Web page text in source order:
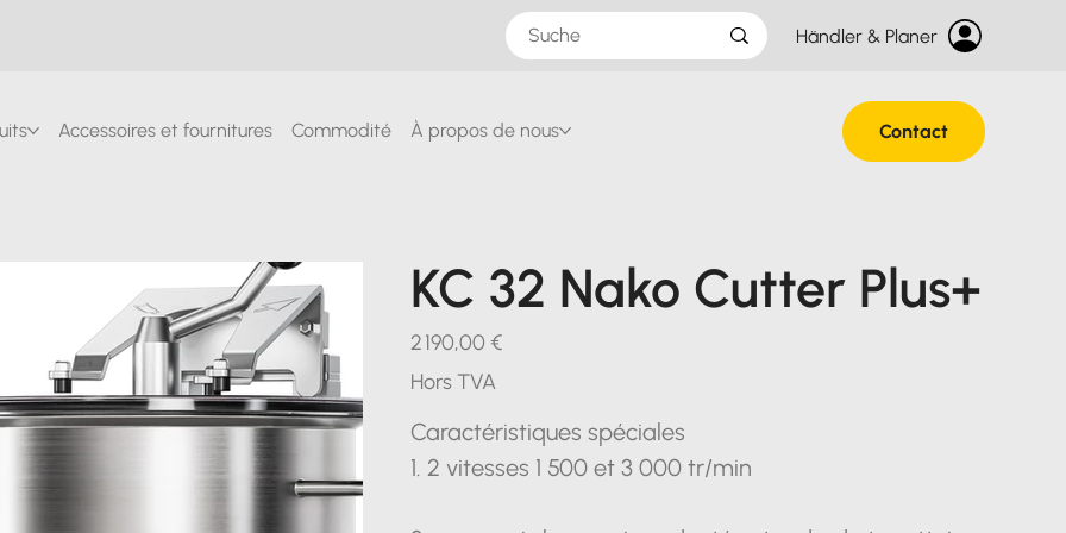
Händler & Planer
Contact
Accessoires et fournitures Commodité À propos de nous
KC 32 Nako Cutter Plus+
Prix
2 190,00 €
Hors TVA
Caractéristiques spéciales
1. 2 vitesses 1 500 et 3 000 tr/min